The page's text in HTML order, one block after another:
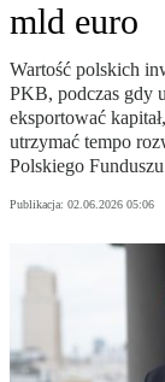
mld euro
Wartość polskich
PKB, podczas gdy
eksportować
utrzymać tempo
Polskiego
Publikacja: 02.06.2026 05:06